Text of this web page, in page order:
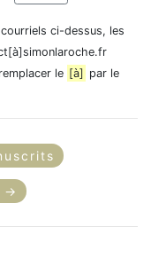
ci-dessus, les
le [à] par le
→